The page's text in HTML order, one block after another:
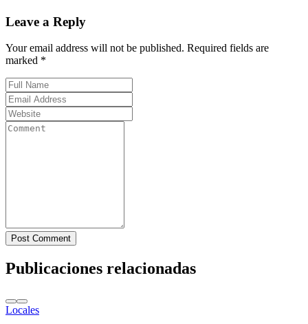
Leave a Reply
Your email address will not be published. Required fields are
marked *
Post Comment
Publicaciones relacionadas
Locales